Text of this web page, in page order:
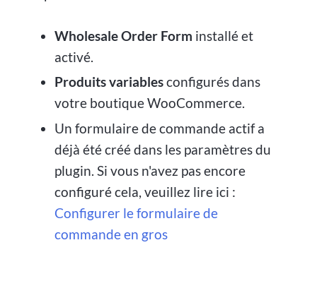
Wholesale Order Form installé et
activé.
Produits variablesconfigurés dans
votre boutique WooCommerce.
Un formulaire de commande actif a
déjà été créé dans les paramètres du
plugin. Si vous n'avez pas encore
configuré cela, veuillez lire ici :
Configurer le formulaire de
commande en gros